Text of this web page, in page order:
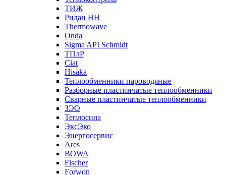
ТИЖ
Ридан НН
Thermowave
Onda
Sigma API Schmidt
ТПлР
Ciat
Hisaka
Теплообменники пароводяные
Разборные пластинчатые теплообменники
Сварные пластинчатые теплообменники
ЗЭО
Теплосила
ЭксЭко
Энергосервис
Ares
BOWA
Fischer
Forwon